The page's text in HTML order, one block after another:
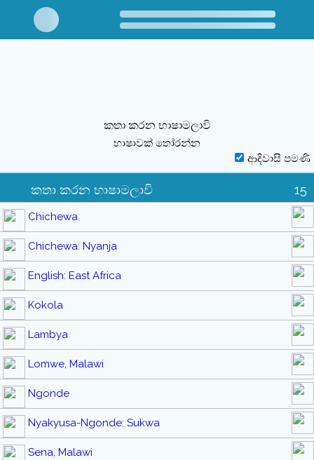
කතා කරන භාෂාමලාවි
භාෂාවක් තෝරන්න
ආදිවාසී පමණි
කතා කරන භාෂාමලාවි 15
Chichewa
Chichewa: Nyanja
English: East Africa
Kokola
Lambya
Lomwe, Malawi
Ngonde
Nyakyusa-Ngonde: Sukwa
Sena, Malawi